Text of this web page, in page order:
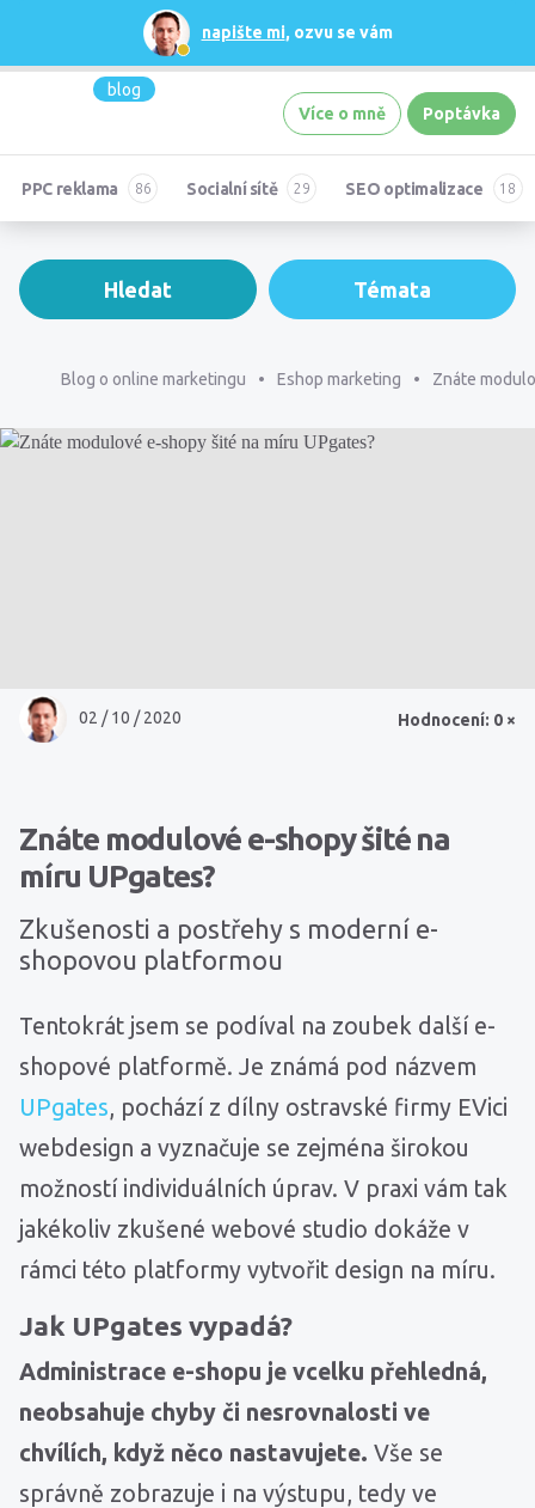
napište mi, ozvu se vám
blog
Více o mně
Poptávka
PPC reklama Socialní sítě SEO optimalizace
Blog o online marketingu Eshop marketing Znáte
02 / 10 / 2020 Hodnocení: 0 ×
Znáte modulové e-shopy šité na
míru UPgates?
Zkušenosti a postřehy s moderní e-
shopovou platformou
Tentokrát jsem se podíval na zoubek další e-
shopové platformě. Je známá pod názvem
UPgates, pochází z dílny ostravské firmy EVici
webdesign a vyznačuje se zejména širokou
možností individuálních úprav. V praxi vám tak
jakékoliv zkušené webové studio dokáže v
rámci této platformy vytvořit design na míru.
Jak UPgates vypadá?
Administrace e-shopu je vcelku přehledná,
neobsahuje chyby či nesrovnalosti ve
chvílích, když něco nastavujete. Vše se
správně zobrazuje i na výstupu, tedy ve
Hledat Témata